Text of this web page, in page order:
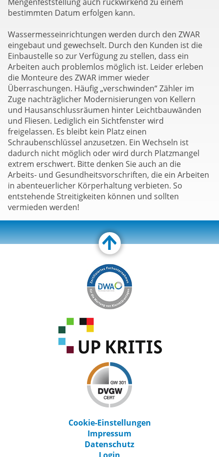
Mengenfeststellung auch rückwirkend zu einem
bestimmten Datum erfolgen kann.
Wassermesseinrichtungen werden durch den ZWAR
eingebaut und gewechselt. Durch den Kunden ist die
Einbaustelle so zur Verfügung zu stellen, dass ein
Arbeiten auch problemlos möglich ist. Leider erleben
die Monteure des ZWAR immer wieder
Überraschungen. Häufig „verschwinden“ Zähler im
Zuge nachträglicher Modernisierungen von Kellern
und Hausanschlussräumen hinter Leichtbauwänden
und Fliesen. Lediglich ein Sichtfenster wird
freigelassen. Es bleibt kein Platz einen
Schraubenschlüssel anzusetzen. Ein Wechseln ist
dadurch nicht möglich oder wird durch Platzmangel
extrem erschwert. Bitte denken Sie auch an die
Arbeits- und Gesundheitsvorschriften, die ein Arbeiten
in abenteuerlicher Körperhaltung verbieten. So
entstehende Streitigkeiten können und sollten
vermieden werden!
Customize Toolbar…
Cookie-Einstellungen
Impressum
Datenschutz